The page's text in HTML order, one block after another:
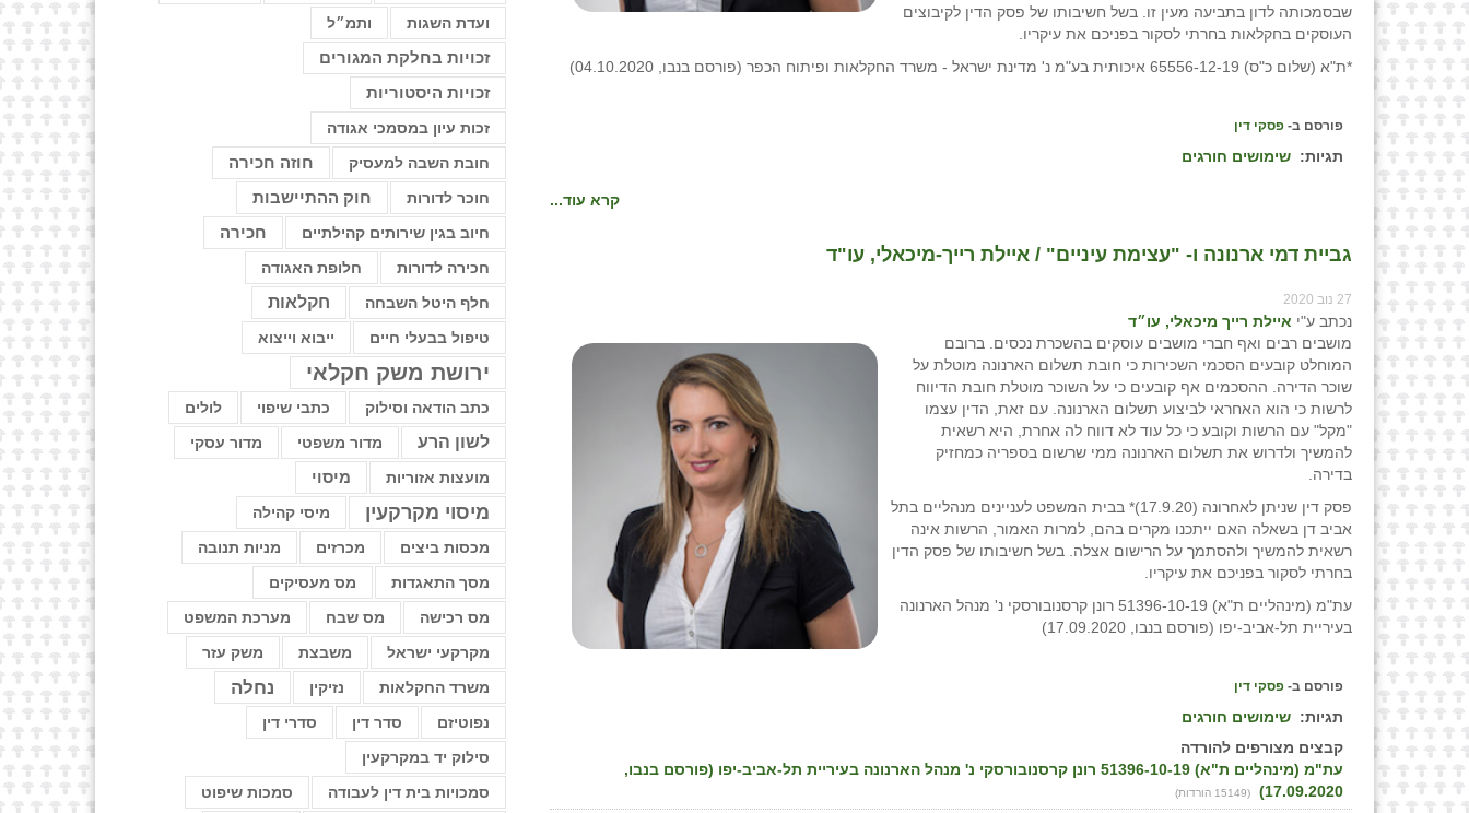
שבסמכותה לדון בתביעה מעין זו. בשל חשיבותו של פסק הדין לקיבוצים
העוסקים בחקלאות בחרתי לסקור בפניכם את עיקריו.
*ת"א (שלום כ"ס) 65556-12-19 איכותית בע"מ נ' מדינת ישראל - משרד החקלאות ופיתוח הכפר (פורסם בנבו, 04.10.2020)
פורסם ב- פסקי דין
תגיות: שימושים חורגים
קרא עוד...
גביית דמי ארנונה ו- "עצימת עיניים" / איילת רייך-מיכאלי, עו"ד
27 נוב 2020
נכתב ע"י איילת רייך מיכאלי, עו״ד
מושבים רבים ואף חברי מושבים עוסקים בהשכרת נכסים. ברובם
המוחלט קובעים הסכמי השכירות כי חובת תשלום הארנונה מוטלת על
שוכר הדירה. ההסכמים אף קובעים כי על השוכר מוטלת חובת הדיווח
לרשות כי הוא האחראי לביצוע תשלום הארנונה. עם זאת, הדין עצמו
"מקל" עם הרשות וקובע כי כל עוד לא דווח לה אחרת, היא רשאית
להמשיך ולדרוש את תשלום הארנונה ממי שרשום בספריה כמחזיק
בדירה.
פסק דין שניתן לאחרונה (17.9.20)* בבית המשפט לעניינים מנהליים בתל
אביב דן בשאלה האם ייתכנו מקרים בהם, למרות האמור, הרשות אינה
רשאית להמשיך ולהסתמך על הרישום אצלה. בשל חשיבותו של פסק הדין
בחרתי לסקור בפניכם את עיקריו.
עת"מ (מינהליים ת"א) 51396-10-19 רונן קרסנובורסקי נ' מנהל הארנונה
בעיריית תל-אביב-יפו (פורסם בנבו, 17.09.2020)
פורסם ב- פסקי דין
תגיות: שימושים חורגים
קבצים מצורפים להורדה
עת"מ (מינהליים ת"א) 51396-10-19 רונן קרסנובורסקי נ' מנהל הארנונה בעיריית תל-אביב-יפו (פורסם בנבו,
17.09.2020)
(15149 הורדות)
ועדת השגות
ותמ״ל
זכויות בחלקת המגורים
זכויות היסטוריות
זכות עיון במסמכי אגודה
חובת השבה למעסיק
חוזה חכירה
חוכר לדורות חוק ההתיישבות
חיוב בגין שירותים קהילתיים
חכירה
חכירה לדורות
חלופת האגודה
חלף היטל השבחה
חקלאות
טיפול בבעלי חיים ייבוא וייצוא
ירושת משק חקלאי
כתב הודאה וסילוק כתבי שיפוי לולים
לשון הרע מדור משפטי
מדור עסקי
מועצות אזוריות
מיסוי
מיסוי מקרקעין
מיסי קהילה
מכסות ביצים
מכרזים
מניות תנובה
מסך התאגדות
מס מעסיקים
מס רכישה
מס שבח
מערכת המשפט
מקרקעי ישראל
משבצת
משק עזר
משרד החקלאות
נזיקין נחלה
נפוטיזם סדר דין
סדרי דין
סילוק יד במקרקעין
סמכויות בית דין לעבודה
סמכות שיפוט